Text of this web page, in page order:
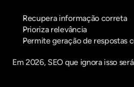
Recupera informação correta
Prioriza relevância
Permite geração de respostas
Em 2026, SEO que ignora isso